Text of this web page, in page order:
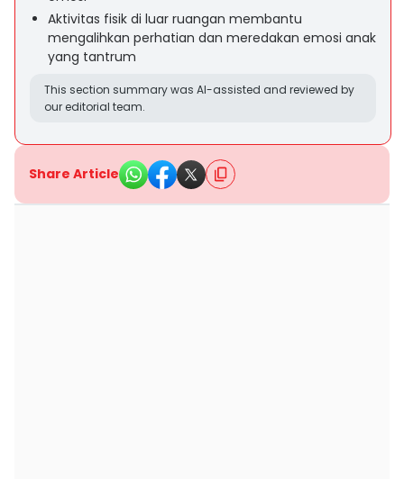
Aktivitas fisik di luar ruangan membantu
mengalihkan perhatian dan meredakan emosi anak
yang tantrum
This section summary was AI-assisted and reviewed by
our editorial team.
Share Article